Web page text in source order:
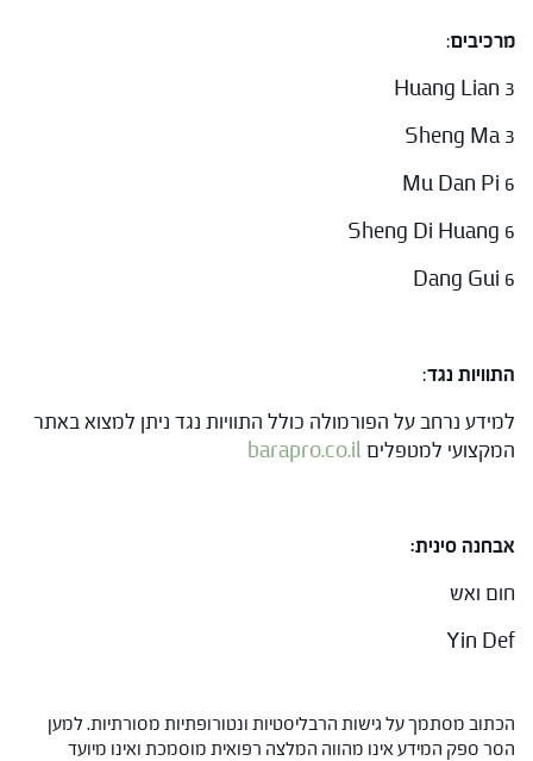
מרכיבים:
Huang Lian 3
Sheng Ma 3
Mu Dan Pi 6
Sheng Di Huang 6
Dang Gui 6
התוויות נגד:
למידע נרחב על הפורמולה כולל התוויות נגד ניתן למצוא באתר
המקצועי למטפליםbarapro.co.il
אבחנה סינית:
חום ואש
Yin Def
הכתוב מסתמך על גישות הרבליסטיות ונטורופתיות מסורתיות. למען
הסר ספק המידע אינו מהווה המלצה רפואית מוסמכת ואינו מיועד